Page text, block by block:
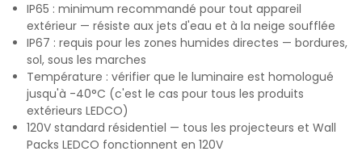
IP65 : minimum recommandé pour tout appareil
extérieur — résiste aux jets d'eau et à la neige soufflée
IP67 : requis pour les zones humides directes — bordures,
sol, sous les marches
Température : vérifier que le luminaire est homologué
jusqu'à -40°C (c'est le cas pour tous les produits
extérieurs LEDCO)
120V standard résidentiel — tous les projecteurs et Wall
Packs LEDCO fonctionnent en 120V